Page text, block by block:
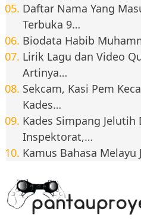
Daftar Nama Yang
Terbuka 9…
Biodata Habib
Lirik Lagu dan Video
Artinya…
Sekcam, Kasi Pem
Kades…
Kades Simpang
Inspektorat,…
Kamus Bahasa Melayu